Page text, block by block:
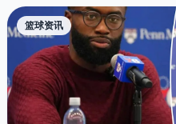
篮球资讯